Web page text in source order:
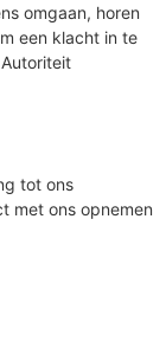
omgaan, horen
een klacht in te
tot ons
met ons opnemen